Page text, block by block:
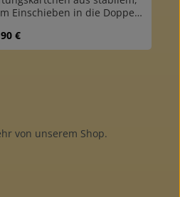
Einschieben in die Doppel-
Preis:
€
von unserem Shop.